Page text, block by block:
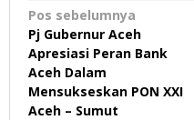
Navigasi
pos
Pos sebelumnya
Pj Gubernur Aceh
Apresiasi Peran Bank
Aceh Dalam
Mensukseskan PON XXI
Aceh – Sumut